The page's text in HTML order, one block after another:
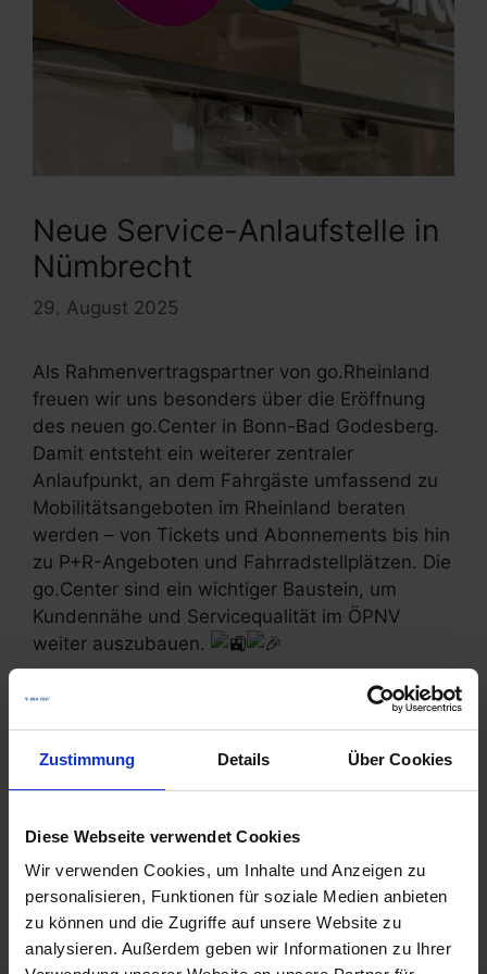
Zustimmung Details Über Cookies
Diese Webseite verwendet Cookies
Wir verwenden Cookies, um Inhalte und Anzeigen zu
personalisieren, Funktionen für soziale Medien anbieten
zu können und die Zugriffe auf unsere Website zu
analysieren. Außerdem geben wir Informationen zu Ihrer
Neue Service-Anlaufstelle in
Nümbrecht
29. August 2025
Als Rahmenvertragspartner von go.Rheinland
freuen wir uns besonders über die Eröffnung
des neuen go.Center in Bonn-Bad Godesberg.
Damit entsteht ein weiterer zentraler
Anlaufpunkt, an dem Fahrgäste umfassend zu
Mobilitätsangeboten im Rheinland beraten
werden – von Tickets und Abonnements bis hin
zu P+R-Angeboten und Fahrradstellplätzen. Die
go.Center sind ein wichtiger Baustein, um
Kundennähe und Servicequalität im ÖPNV
weiter auszubauen.
Mehr Informationen finden Sie im Beitrag von
go.Rheinlandhier.
Kategorien
Allgemein,News
Ein starkes Signal für modernes
VRN-Rahmenvertrag realisiert
Mobilstation Erkelenz jetzt komplett